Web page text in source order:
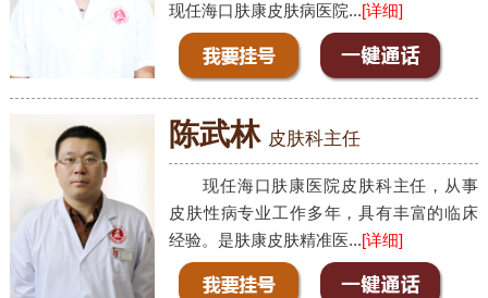
现任海口肤康皮肤病医院...[详细]
陈武林 皮肤科主任
现任海口肤康医院皮肤科主任，从事
皮肤性病专业工作多年，具有丰富的临床
经验。是肤康皮肤精准医...[详细]